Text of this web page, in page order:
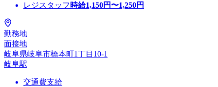
レジスタッフ 時給1,150円〜1,250円
勤務地
面接地
岐阜県岐阜市橋本町1丁目10-1
岐阜駅
交通費支給